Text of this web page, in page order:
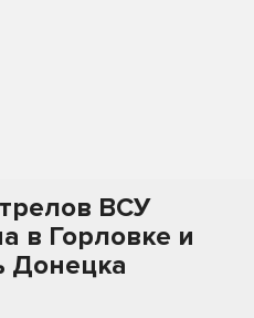
ВСУ
в Горловке и
Донецка